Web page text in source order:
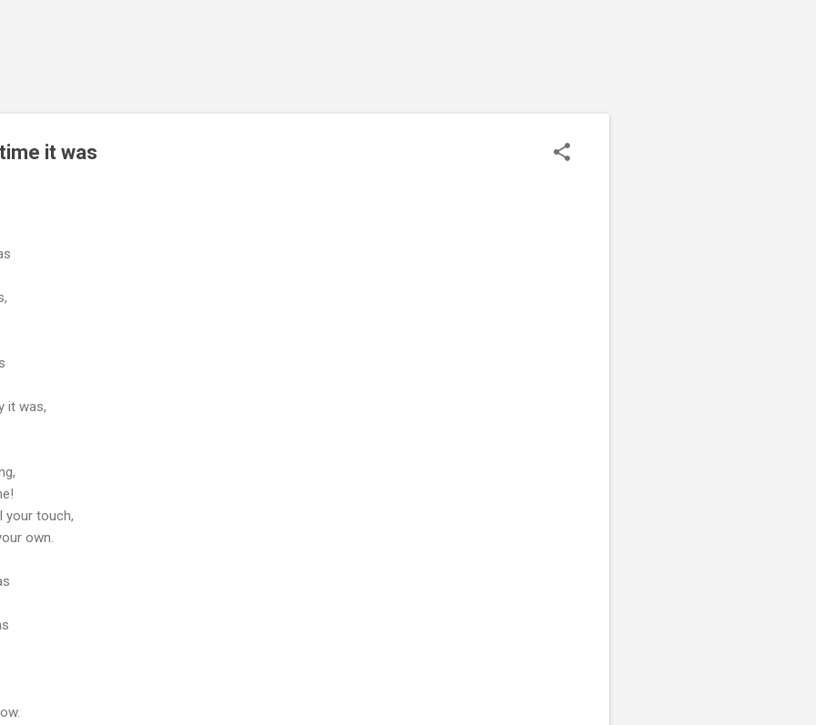
it was
it was,
your touch,
own.